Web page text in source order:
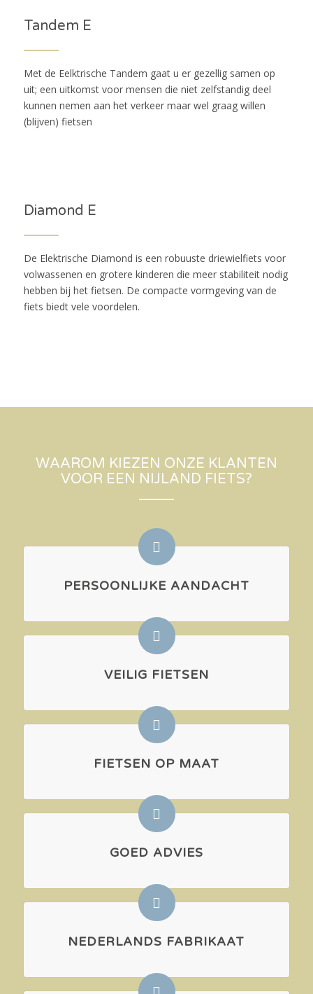
Tandem E
Met de Eelktrische Tandem gaat u er gezellig samen op
uit; een uitkomst voor mensen die niet zelfstandig deel
kunnen nemen aan het verkeer maar wel graag willen
(blijven) fietsen
Diamond E
De Elektrische Diamond is een robuuste driewielfiets voor
volwassenen en grotere kinderen die meer stabiliteit nodig
hebben bij het fietsen. De compacte vormgeving van de
fiets biedt vele voordelen.
WAAROM KIEZEN ONZE KLANTEN
VOOR EEN NIJLAND FIETS?
PERSOONLIJKE AANDACHT
VEILIG FIETSEN
FIETSEN OP MAAT
GOED ADVIES
NEDERLANDS FABRIKAAT